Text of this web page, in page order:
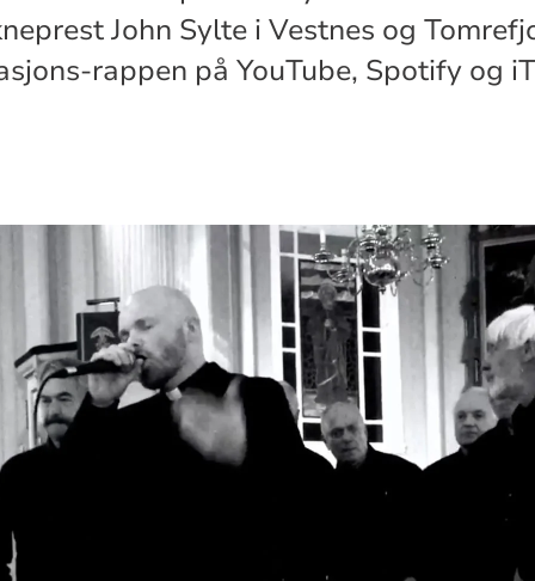
John Sylte i Vestnes og
rappen på YouTube, Spotify og